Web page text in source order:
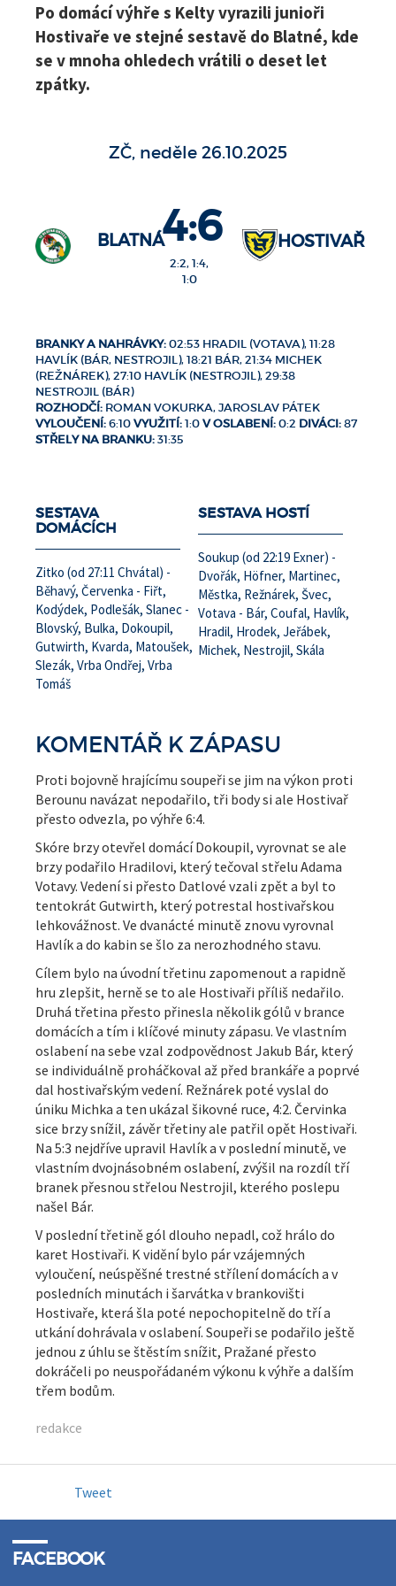
Po domácí výhře s Kelty vyrazili junioři
Hostivaře ve stejné sestavě do Blatné, kde
se v mnoha ohledech vrátili o deset let
zpátky.
ZČ, neděle 26.10.2025
BLATNÁ4:6
2:2, 1:4,
1:0
HOSTIVAŘ
BRANKY A NAHRÁVKY:02:53 HRADIL (VOTAVA), 11:28
HAVLÍK (BÁR, NESTROJIL), 18:21 BÁR, 21:34 MICHEK
(REŽNÁREK), 27:10 HAVLÍK (NESTROJIL), 29:38
NESTROJIL (BÁR)
ROZHODČÍ: ROMAN VOKURKA, JAROSLAV PÁTEK
VYLOUČENÍ:6:10VYUŽITÍ:1:0V OSLABENÍ:0:2 DIVÁCI:87
STŘELY NA BRANKU:31:35
SESTAVA
DOMÁCÍCH
Zitko (od 27:11 Chvátal) -
Běhavý, Červenka - Fiřt,
Kodýdek, Podlešák, Slanec -
Blovský, Bulka, Dokoupil,
Gutwirth, Kvarda, Matoušek,
Slezák, Vrba Ondřej, Vrba
Tomáš
SESTAVA HOSTÍ
Soukup (od 22:19 Exner) -
Dvořák, Höfner, Martinec,
Městka, Režnárek, Švec,
Votava - Bár, Coufal, Havlík,
Hradil, Hrodek, Jeřábek,
Michek, Nestrojil, Skála
KOMENTÁŘ K ZÁPASU
Proti bojovně hrajícímu soupeři se jim na výkon proti
Berounu navázat nepodařilo, tři body si ale Hostivař
přesto odvezla, po výhře 6:4.
Skóre brzy otevřel domácí Dokoupil, vyrovnat se ale
brzy podařilo Hradilovi, který tečoval střelu Adama
Votavy. Vedení si přesto Datlové vzali zpět a byl to
tentokrát Gutwirth, který potrestal hostivařskou
lehkovážnost. Ve dvanácté minutě znovu vyrovnal
Havlík a do kabin se šlo za nerozhodného stavu.
Cílem bylo na úvodní třetinu zapomenout a rapidně
hru zlepšit, herně se to ale Hostivaři příliš nedařilo.
Druhá třetina přesto přinesla několik gólů v brance
domácích a tím i klíčové minuty zápasu. Ve vlastním
oslabení na sebe vzal zodpovědnost Jakub Bár, který
se individuálně proháčkoval až před brankáře a poprvé
dal hostivařským vedení. Režnárek poté vyslal do
úniku Michka a ten ukázal šikovné ruce, 4:2. Červinka
sice brzy snížil, závěr třetiny ale patřil opět Hostivaři.
Na 5:3 nejdříve upravil Havlík a v poslední minutě, ve
vlastním dvojnásobném oslabení, zvýšil na rozdíl tří
branek přesnou střelou Nestrojil, kterého poslepu
našel Bár.
V poslední třetině gól dlouho nepadl, což hrálo do
karet Hostivaři. K vidění bylo pár vzájemných
vyloučení, neúspěšné trestné střílení domácích a v
posledních minutách i šarvátka v brankovišti
Hostivaře, která šla poté nepochopitelně do tří a
utkání dohrávala v oslabení. Soupeři se podařilo ještě
jednou z úhlu se štěstím snížit, Pražané přesto
dokráčeli po neuspořádaném výkonu k výhře a dalším
třem bodům.
redakce
Tweet
FACEBOOK